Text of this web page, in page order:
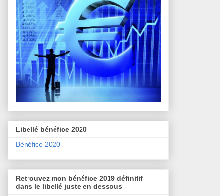
Libellé bénéfice 2020
Bénéfice 2020
Retrouvez mon bénéfice 2019 définitif
dans le libellé juste en dessous